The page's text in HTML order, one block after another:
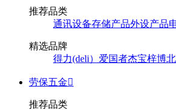
推荐品类
通讯设备存储产品外设产品
精选品牌
得力(deli） 爱国者杰宝梓博
劳保五金
推荐品类